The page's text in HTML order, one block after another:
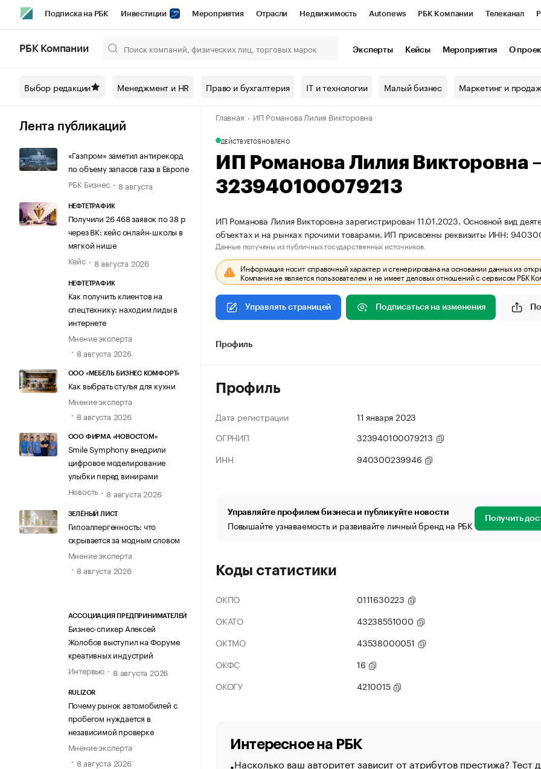
Подписка на РБК Инвестиции Мероприятия Отрасли Недвижимость Autonews РБК Компании Телеканал
Спецпроекты СПб Конференции СПб Спецпроекты Проверка контрагентов
Технологии и медиа Рынок наличной валюты
РБК Компании Эксперты Кейсы Мероприятия О
Выбор редакции Менеджмент и HR Право и бухгалтерия IT и технологии Малый бизнес Маркетинг и
Лента публикаций
«Газпром» заметил антирекорд
по объему запасов газа в Европе
РБК Бизнес
8 августа
НЕФТЕТРАФИК
Получили 26 468 заявок по 38 р
через ВК: кейс онлайн-школы в
мягкой нише
Кейс
8 августа 2026
НЕФТЕТРАФИК
Как получить клиентов на
спецтехнику: находим лиды в
интернете
Мнение эксперта
8 августа 2026
ООО «МЕБЕЛЬ БИЗНЕС КОМФОРТ»
Как выбрать стулья для кухни
Мнение эксперта
8 августа 2026
ООО ФИРМА «НОВОСТОМ»
Smile Symphony внедрили
цифровое моделирование
улыбки перед винирами
Новость
8 августа 2026
ЗЕЛЁНЫЙ ЛИСТ
Гипоаллергенность: что
скрывается за модным словом
Мнение эксперта
8 августа 2026
АССОЦИАЦИЯ ПРЕДПРИНИМАТЕЛЕЙ
Бизнес-спикер Алексей
Жолобов выступил на Форуме
креативных индустрий
Интервью
8 августа 2026
RULIZOR
Почему рынок автомобилей с
пробегом нуждается в
независимой проверке
Мнение эксперта
8 августа 2026
Главная ИП Романова Лилия Викторовна
ДЕЙСТВУЕТОБНОВЛЕНО
ИП Романова Лилия
323940100079213
ИП Романова Лилия Викторовна зарегистрирован 11.01.2023. Основной вид
объектах и на рынках прочими товарами. ИП присвоены реквизиты ИНН:
Данные получены из публичных государственных источников.
Информация носит справочный характер и сгенерирована на основании данных из
Компания не является пользователем и не имеет деловых отношений с сервисом РБК
Управлять страницей Подписаться на изменения
Профиль
Профиль
Дата регистрации
11 января 2023
ОГРНИП
323940100079213
ИНН
940300239946
Управляйте профилем бизнеса и публикуйте новости
Повышайте узнаваемость и развивайте личный бренд на РБК Получить
Коды статистики
ОКПО
0111630223
ОКАТО
43238551000
ОКТМО
43538000051
ОКФС
16
ОКОГУ
4210015
Интересное на РБК
Насколько ваш авторитет зависит от атрибутов престижа? Тест